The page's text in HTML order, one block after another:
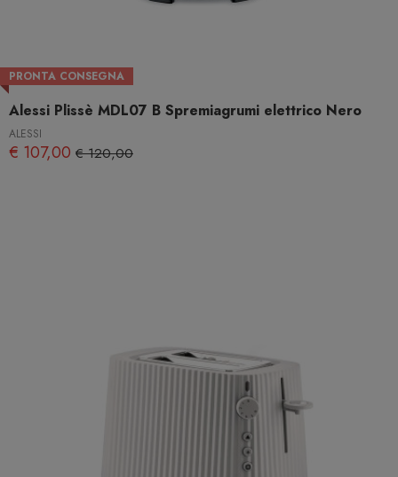
PRONTA CONSEGNA
Alessi Plissè MDL07 B Spremiagrumi elettrico Nero
ALESSI
€ 107,00 € 120,00